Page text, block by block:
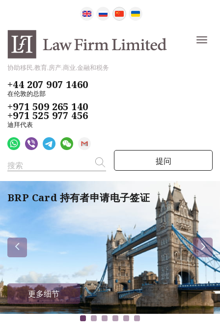
协助移民,教育,房产,商业,金融和税务
+44 207 907 1460
在伦敦的总部
+971 509 265 140
+971 525 977 456
迪拜代表
提问
BRP Card 持有者申请电子签证
更多细节